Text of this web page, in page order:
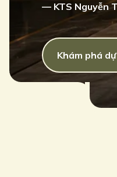
— KTS Nguyễn
Khám phá